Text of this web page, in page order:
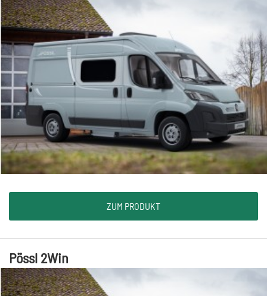
ZUM PRODUKT
Pössl 2Win